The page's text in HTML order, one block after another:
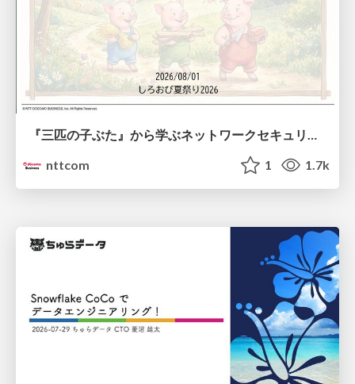
『三匹の子ぶた』から学ぶネットワークセキュリティの昔と今 / Network Security: Then and Now Through the Lens of The Three Little Pigs
nttcom
1 1.7k